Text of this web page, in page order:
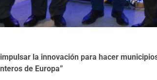
impulsar la innovación para hacer
de Europa”